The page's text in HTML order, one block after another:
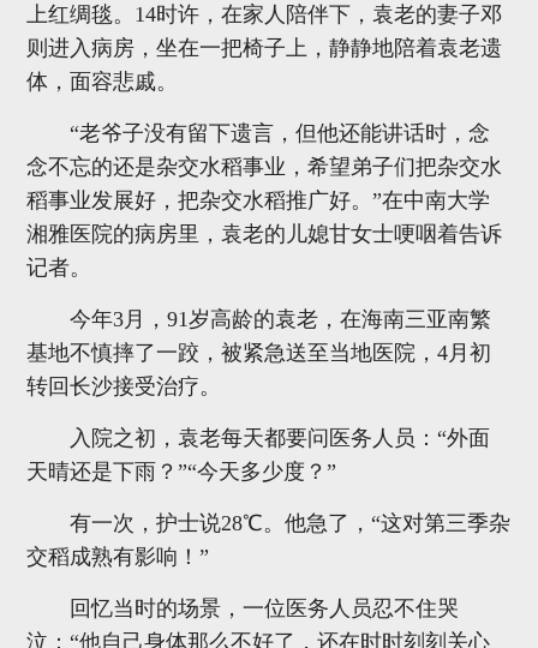
上红绸毯。14时许，在家人陪伴下，袁老的妻子邓
则进入病房，坐在一把椅子上，静静地陪着袁老遗
体，面容悲戚。
“老爷子没有留下遗言，但他还能讲话时，念
念不忘的还是杂交水稻事业，希望弟子们把杂交水
稻事业发展好，把杂交水稻推广好。”在中南大学
湘雅医院的病房里，袁老的儿媳甘女士哽咽着告诉
记者。
今年3月，91岁高龄的袁老，在海南三亚南繁
基地不慎摔了一跤，被紧急送至当地医院，4月初
转回长沙接受治疗。
入院之初，袁老每天都要问医务人员：“外面
天晴还是下雨？”“今天多少度？”
有一次，护士说28℃。他急了，“这对第三季杂
交稻成熟有影响！”
回忆当时的场景，一位医务人员忍不住哭
泣：“他自己身体那么不好了，还在时时刻刻关心